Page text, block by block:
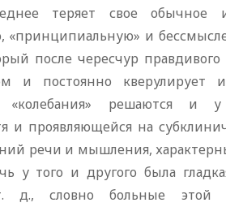
теряет свое обычное
«принципиальную» и
после чересчур правдивого
и постоянно кверулирует
«колебания» решаются и
проявляющейся на
речи и мышления,
того и другого была
д., словно больные этой